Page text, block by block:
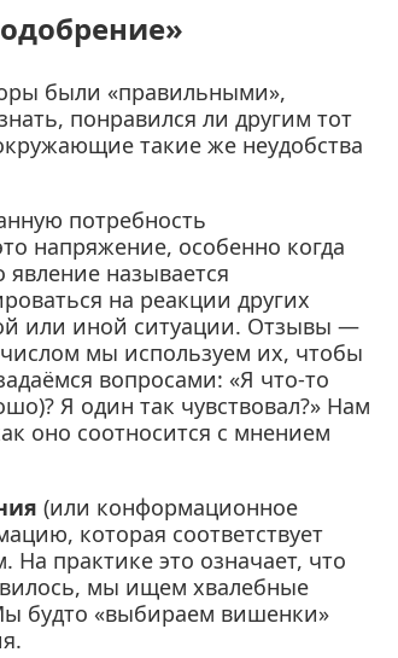
были «правильными»,
понравился ли другим тот
такие же неудобства
потребность
напряжение, особенно когда
называется
на реакции других
или иной ситуации. Отзывы —
мы используем их, чтобы
вопросами: «Я что-то
Я один так чувствовал?» Нам
оно соотносится с мнением
(или конформационное
которая соответствует
практике это означает, что
мы ищем хвалебные
будто «выбираем вишенки»